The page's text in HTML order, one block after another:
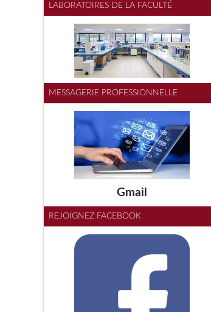
LABORATOIRES DE LA FACULTÉ
MESSAGERIE PROFESSIONNELLE
Gmail
REJOIGNEZ FACEBOOK